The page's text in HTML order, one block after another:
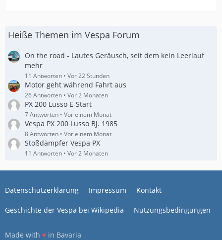
Heiße Themen im Vespa Forum
On the road - Lautes Geräusch, seit dem kein Leerlauf
mehr
11 Antworten Vor 22 Stunden
Motor geht während Fahrt aus
26 Antworten Vor 2 Monaten
PX 200 Lusso E-Start
7 Antworten Vor einem Monat
Vespa PX 200 Lusso Bj. 1985
8 Antworten Vor einem Monat
Stoßdämpfer Vespa PX
11 Antworten Vor 2 Monaten
Datenschutzerklärung Impressum Kontakt
Geschichte der Vespa bei Wikipedia Nutzungsbedingungen
Made with ♥ in Bavaria